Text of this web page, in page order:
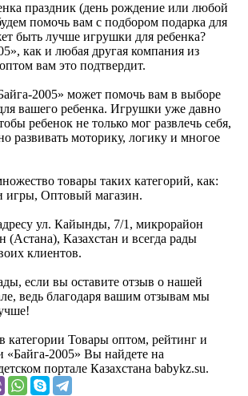
праздник (день рождение или любой
помочь вам с подбором подарка для
быть лучше игрушки для ребенка?
как и любая другая компания из
вам это подтвердит.
2005» может помочь вам в выборе
вашего ребенка. Игрушки уже давно
ребенок не только мог развлечь себя,
развивать моторику, логику и многое
товары таких категорий, как:
игры, Оптовый магазин.
ул. Кайынды, 7/1, микрорайон
(Астана), Казахстан и всегда рады
клиентов.
если вы оставите отзыв о нашей
ведь благодаря вашим отзывам мы
Товары оптом, рейтинг и
2005» Вы найдете на
портале Казахстана babykz.su.